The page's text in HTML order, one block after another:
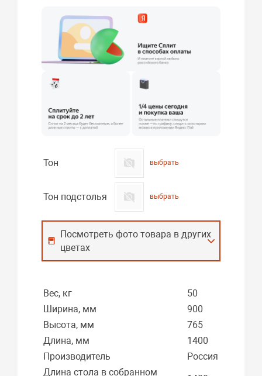
Тон выбрать
Тон подстолья выбрать
Посмотреть фото товара в других
цветах
Вес, кг
50
Ширина, мм
900
Высота, мм
765
Длина, мм
1400
Производитель
Россия
Длина стола в собранном